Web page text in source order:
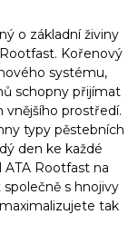
o základní živiny
Kořenový
systému,
schopny přijímat
vnějšího prostředí.
typy pěstebních
den ke každé
ATA Rootfast na
s hnojivy
tak